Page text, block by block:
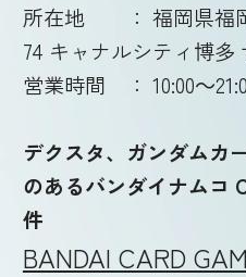
所在地 ： 福岡県福
74 キャナルシティ博多
営業時間 ： 10:00～
デクスタ、ガンダムカ
のあるバンダイナムコ
件
BANDAI CARD